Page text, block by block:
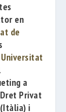
en
de
Universitat
a
Privat
(Itàlia) i